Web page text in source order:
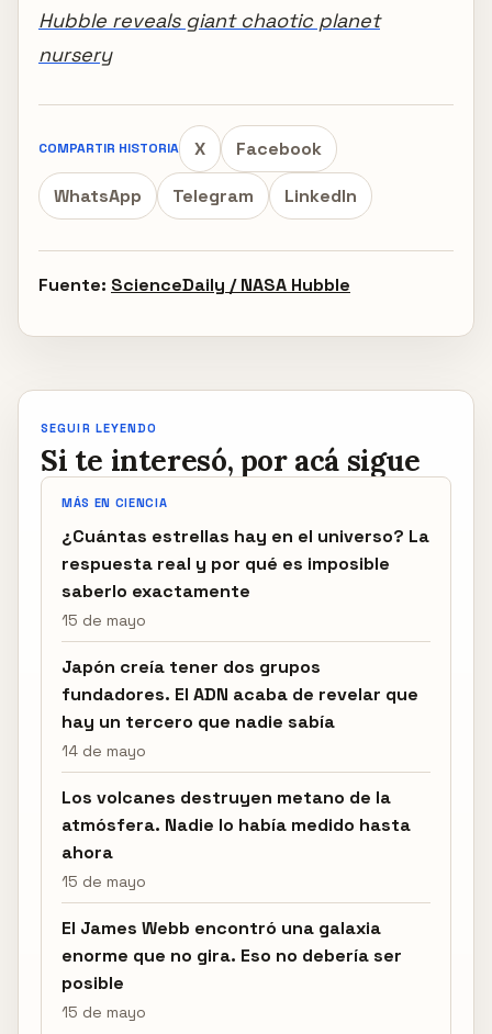
Hubble reveals giant chaotic planet
nursery
COMPARTIR HISTORIA X Facebook
WhatsApp Telegram LinkedIn
Fuente: ScienceDaily / NASA Hubble
SEGUIR LEYENDO
Si te interesó, por acá sigue
MÁS EN CIENCIA
¿Cuántas estrellas hay en el universo? La
respuesta real y por qué es imposible
saberlo exactamente
15 de mayo
Japón creía tener dos grupos
fundadores. El ADN acaba de revelar que
hay un tercero que nadie sabía
14 de mayo
Los volcanes destruyen metano de la
atmósfera. Nadie lo había medido hasta
ahora
15 de mayo
El James Webb encontró una galaxia
enorme que no gira. Eso no debería ser
posible
15 de mayo